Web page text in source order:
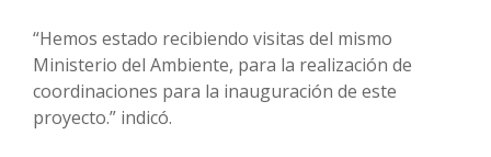
“Hemos estado recibiendo visitas del mismo
Ministerio del Ambiente, para la realización de
coordinaciones para la inauguración de este
proyecto.” indicó.